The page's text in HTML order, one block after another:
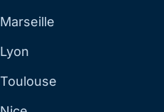
Marseille
Lyon
Toulouse